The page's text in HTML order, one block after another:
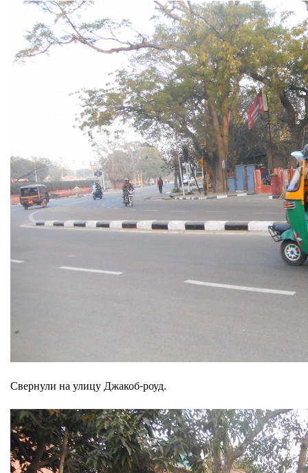
Свернули на улицу Джакоб-роуд.